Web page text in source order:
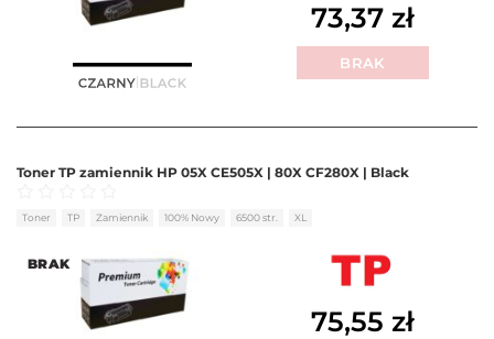
73,37 zł
BRAK
BRAK
Toner TP zamiennik HP 05X CE505X | 80X CF280X | Black
Oceniono0na 5
Toner TP Zamiennik 100% Nowy 6500 str. XL
75,55 zł